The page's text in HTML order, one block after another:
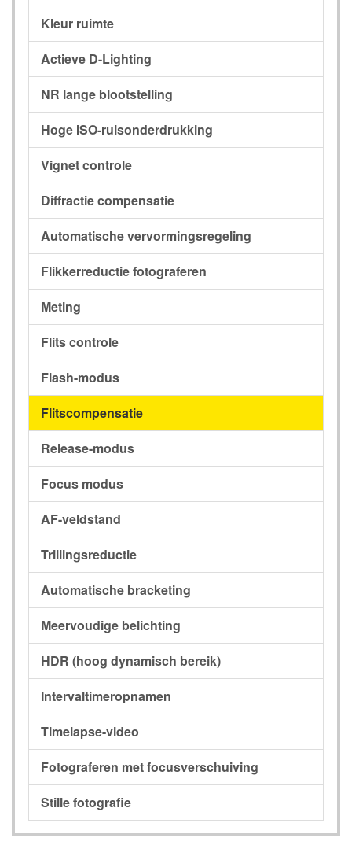
Kleur ruimte
Actieve D-Lighting
NR lange blootstelling
Hoge ISO-ruisonderdrukking
Vignet controle
Diffractie compensatie
Automatische vervormingsregeling
Flikkerreductie fotograferen
Meting
Flits controle
Flash-modus
Flitscompensatie
Release-modus
Focus modus
AF-veldstand
Trillingsreductie
Automatische bracketing
Meervoudige belichting
HDR (hoog dynamisch bereik)
Intervaltimeropnamen
Timelapse-video
Fotograferen met focusverschuiving
Stille fotografie